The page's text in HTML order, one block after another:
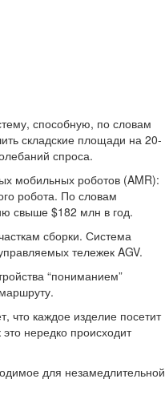
способную, по словам
складские площади на 20-
спроса.
мобильных роботов (AMR):
робота. По словам
свыше $182 млн в год.
сборки. Система
тележек AGV.
“пониманием”
что каждое изделие посетит
нередко происходит
для незамедлительной